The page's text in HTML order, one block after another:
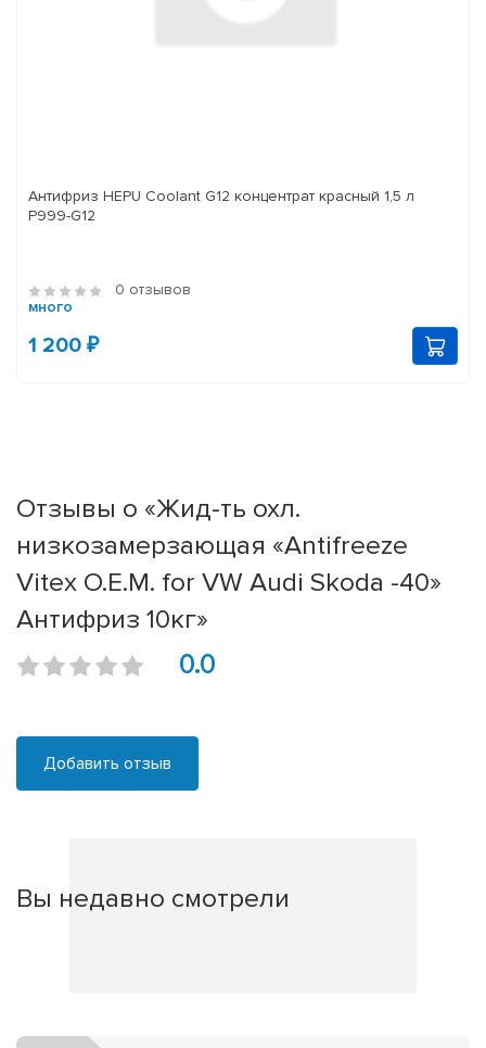
Антифриз HEPU Coolant G12 концентрат красный 1,5 л
P999-G12
0 отзывов
много
1 200 ₽
Отзывы о «Жид-ть охл.
низкозамерзающая «Antifreeze
Vitex O.E.M. for VW Audi Skoda -40»
Антифриз 10кг»
0.0
Добавить отзыв
Вы недавно смотрели